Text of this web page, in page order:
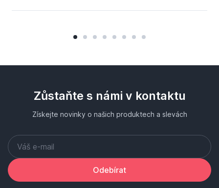
Zůstaňte s námi v kontaktu
Získejte novinky o našich produktech a slevách
Odebírat